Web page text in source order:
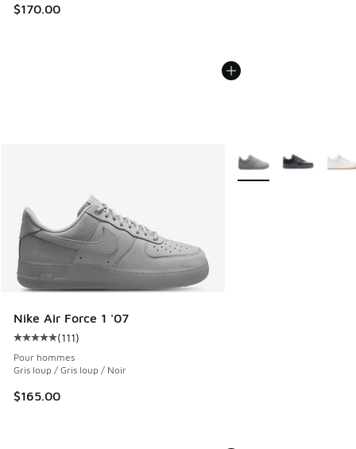
$170.00
Nike Air Force 1 '07
Cote moyenne du client - [5 sur 5 étoiles], 111
(111)
Pour hommes
Gris loup / Gris loup / Noir
$165.00
Plus de couleurs